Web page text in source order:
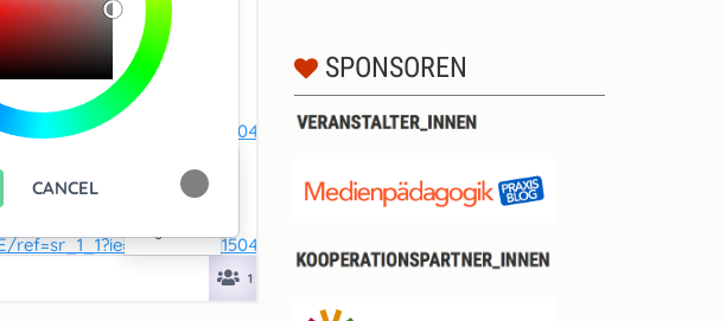
SPONSOREN